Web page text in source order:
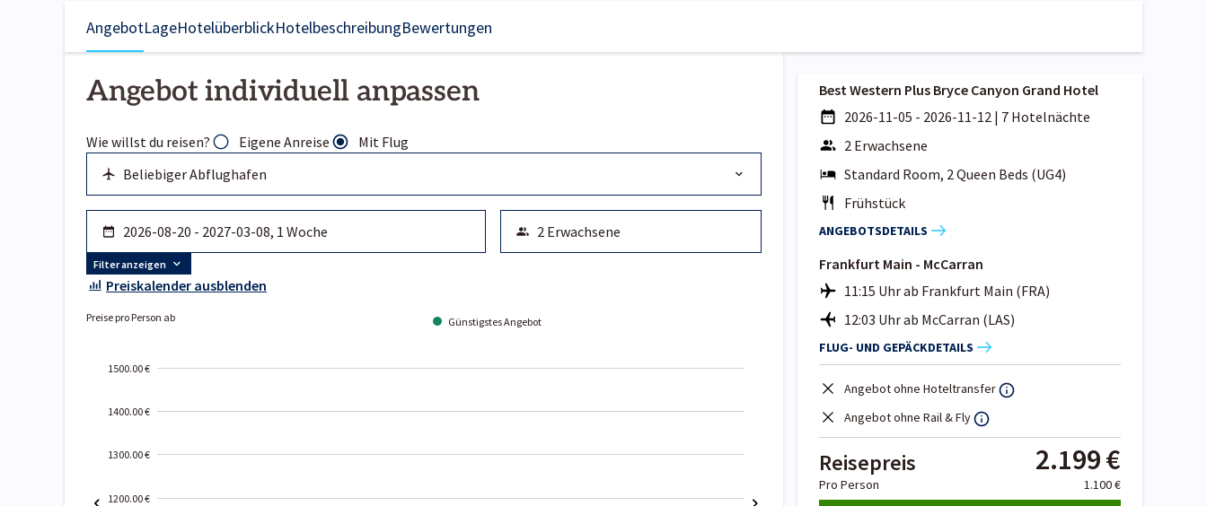
AngebotLageHotelüberblickHotelbeschreibungBewertungen
Angebot individuell anpassen
Wie willst du reisen? Eigene Anreise Mit Flug
Filter anzeigen
Preiskalender ausblenden
Preise pro Person ab Günstigstes Angebot
1500.00 €
1400.00 €
1300.00 €
1200.00 €
Best Western Plus Bryce Canyon Grand Hotel
2026-11-05 - 2026-11-12 | 7 Hotelnächte
2 Erwachsene
Standard Room, 2 Queen Beds (UG4)
Frühstück
ANGEBOTSDETAILS
Frankfurt Main - McCarran
11:15 Uhr ab Frankfurt Main (FRA)
12:03 Uhr ab McCarran (LAS)
FLUG- UND GEPÄCKDETAILS
Angebot ohne Hoteltransfer
Angebot ohne Rail & Fly
Reisepreis 2.199 €
Pro Person 1.100 €